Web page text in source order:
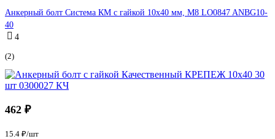
Анкерный болт Система КМ с гайкой 10x40 мм, М8 LO0847 ANBG10-
40
4
(2)
462 ₽
15.4 ₽/шт